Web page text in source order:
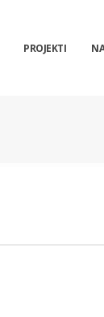
PROJEKTI